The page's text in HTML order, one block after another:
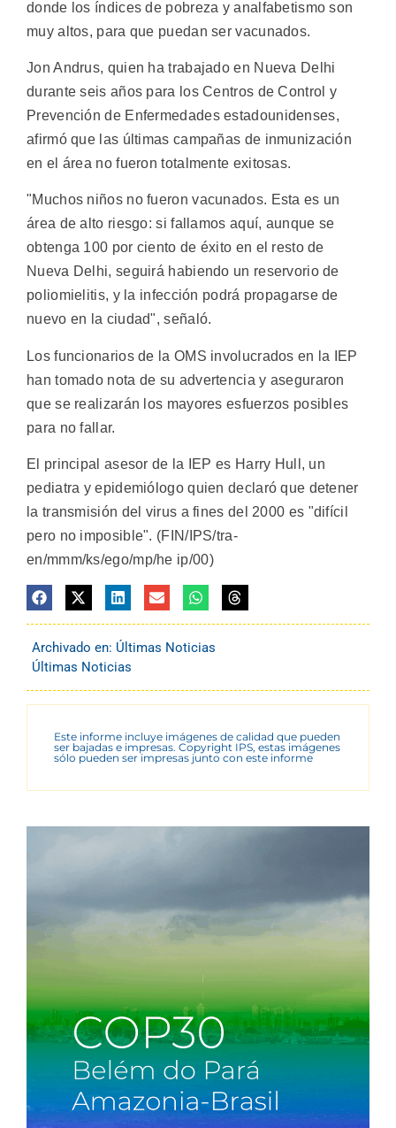
donde los índices de pobreza y analfabetismo son
muy altos, para que puedan ser vacunados.
Jon Andrus, quien ha trabajado en Nueva Delhi
durante seis años para los Centros de Control y
Prevención de Enfermedades estadounidenses,
afirmó que las últimas campañas de inmunización
en el área no fueron totalmente exitosas.
"Muchos niños no fueron vacunados. Esta es un
área de alto riesgo: si fallamos aquí, aunque se
obtenga 100 por ciento de éxito en el resto de
Nueva Delhi, seguirá habiendo un reservorio de
poliomielitis, y la infección podrá propagarse de
nuevo en la ciudad", señaló.
Los funcionarios de la OMS involucrados en la IEP
han tomado nota de su advertencia y aseguraron
que se realizarán los mayores esfuerzos posibles
para no fallar.
El principal asesor de la IEP es Harry Hull, un
pediatra y epidemiólogo quien declaró que detener
la transmisión del virus a fines del 2000 es "difícil
pero no imposible". (FIN/IPS/tra-
en/mmm/ks/ego/mp/he ip/00)
Archivado en: Últimas Noticias
Últimas Noticias
Este informe incluye imágenes de calidad que pueden
ser bajadas e impresas. Copyright IPS, estas imágenes
sólo pueden ser impresas junto con este informe